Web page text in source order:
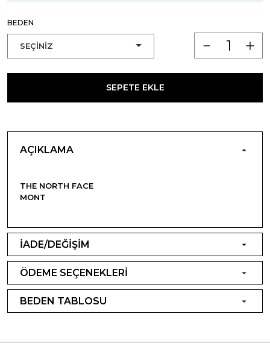
BEDEN
SEPETE EKLE
AÇIKLAMA
THE NORTH FACE
MONT
İADE/DEĞİŞİM
ÖDEME SEÇENEKLERİ
BEDEN TABLOSU